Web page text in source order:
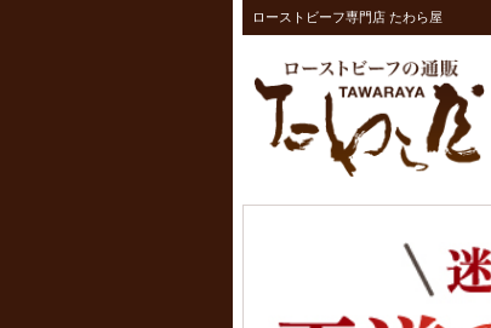
ローストビーフ専門店 たわら屋